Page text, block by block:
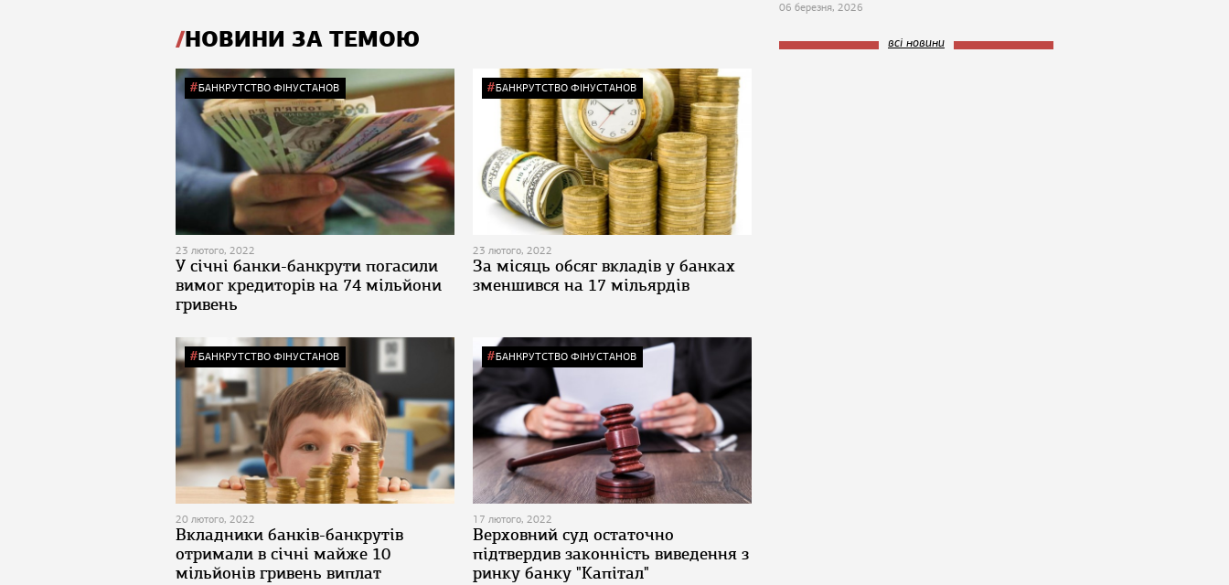
НОВИНИ ЗА ТЕМОЮ
БАНКРУТСТВО ФІНУСТАНОВ
23 лютого, 2022
У січні банки-банкрути погасили
вимог кредиторів на 74 мільйони
гривень
БАНКРУТСТВО ФІНУСТАНОВ
23 лютого, 2022
За місяць обсяг вкладів у банках
зменшився на 17 мільярдів
БАНКРУТСТВО ФІНУСТАНОВ
20 лютого, 2022
Вкладники банків-банкрутів
отримали в січні майже 10
мільйонів гривень виплат
БАНКРУТСТВО ФІНУСТАНОВ
17 лютого, 2022
Верховний суд остаточно
підтвердив законність виведення з
ринку банку "Капітал"
06 березня, 2026
всі новини